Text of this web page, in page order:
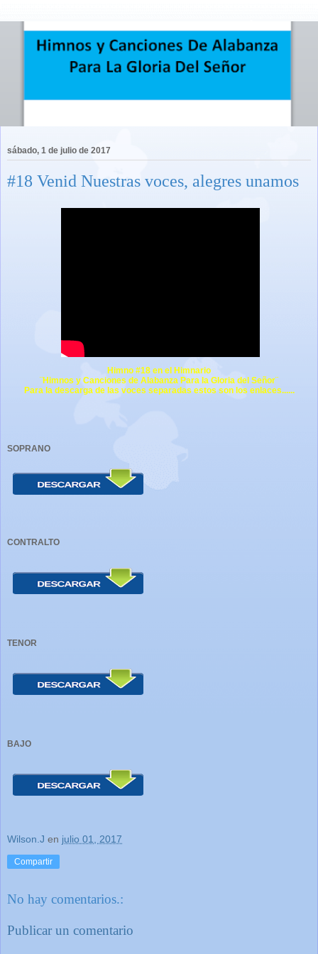
sábado, 1 de julio de 2017
#18 Venid Nuestras voces, alegres unamos
Himno #18 en el Himnario
¨Himnos y Canciones de Alabanza Para la Gloria del Señor¨
Para la descarga de las voces separadas estos son los enlaces......
SOPRANO
CONTRALTO
TENOR
BAJO
Wilson.J en julio 01, 2017
Compartir
No hay comentarios.:
Publicar un comentario